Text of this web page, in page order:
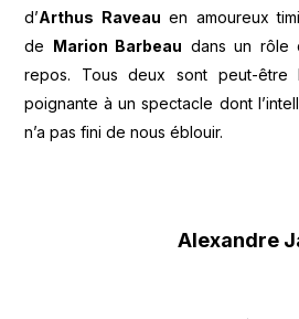
d’Arthus Raveau en amoureux
de Marion Barbeau dans un rôle
repos. Tous deux sont peut-être
poignante à un spectacle dont
n’a pas fini de nous éblouir.
Alexandre